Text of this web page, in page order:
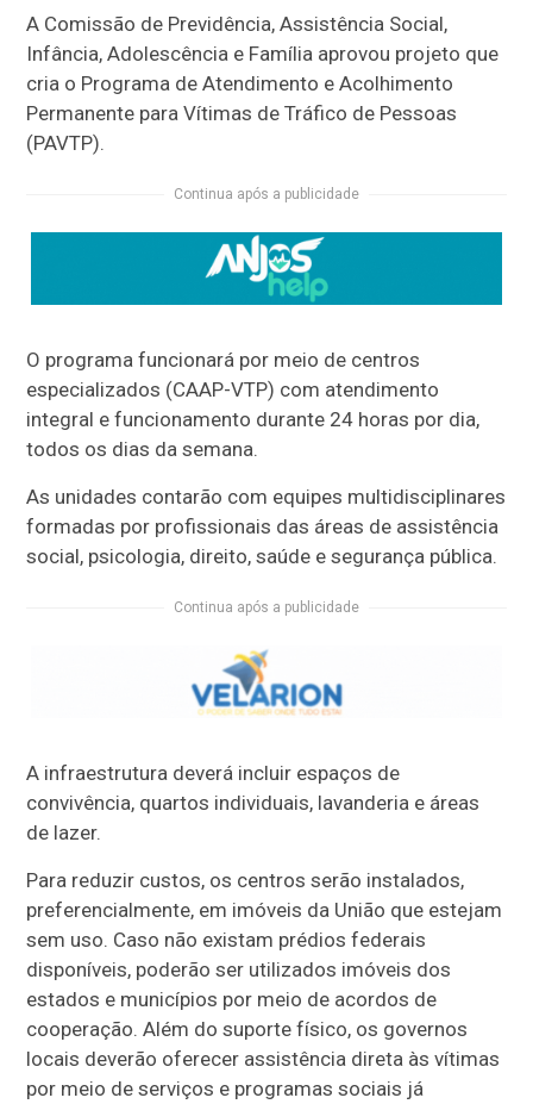
A Comissão de Previdência, Assistência Social,
Infância, Adolescência e Família aprovou projeto que
cria o Programa de Atendimento e Acolhimento
Permanente para Vítimas de Tráfico de Pessoas
(PAVTP).
Continua após a publicidade
O programa funcionará por meio de centros
especializados (CAAP-VTP) com atendimento
integral e funcionamento durante 24 horas por dia,
todos os dias da semana.
As unidades contarão com equipes multidisciplinares
formadas por profissionais das áreas de assistência
social, psicologia, direito, saúde e segurança pública.
Continua após a publicidade
A infraestrutura deverá incluir espaços de
convivência, quartos individuais, lavanderia e áreas
de lazer.
Para reduzir custos, os centros serão instalados,
preferencialmente, em imóveis da União que estejam
sem uso. Caso não existam prédios federais
disponíveis, poderão ser utilizados imóveis dos
estados e municípios por meio de acordos de
cooperação. Além do suporte físico, os governos
locais deverão oferecer assistência direta às vítimas
por meio de serviços e programas sociais já